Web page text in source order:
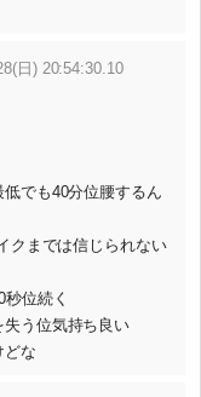
日) 20:54:30.10
でも40分位腰するん
クまでは信じられない
位続く
う位気持ち良い
どな